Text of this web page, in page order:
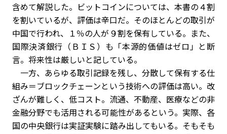
含めて解説した。ビットコインについては、本書の４割
を割いているが、評価は辛口だ。そのほとんどの取引が
中国で行われ、１％の人が９割を保有している。また、
国際決済銀行（ＢＩＳ）も「本源的価値はゼロ」と断
言。将来性は厳しいと記している。
一方、あらゆる取引記録を残し、分散して保有する仕
組み＝ブロックチェーンという技術への評価は高い。改
ざんが難しく、低コスト。流通、不動産、医療などの非
金融分野でも活用される可能性があるという。実際、各
国の中央銀行は実証実験に踏み出してもいる。そもそも